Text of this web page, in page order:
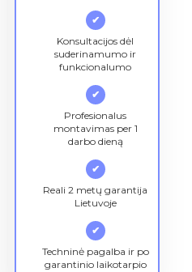
✔
Konsultacijos dėl
suderinamumo ir
funkcionalumo
✔
Profesionalus
montavimas per 1
darbo dieną
✔
Reali 2 metų garantija
Lietuvoje
✔
Techninė pagalba ir po
garantinio laikotarpio